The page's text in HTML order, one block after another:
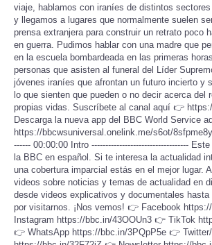
viaje, hablamos con iraníes de distintos
y llegamos a lugares que normalmente suelen
prensa extranjera para construir un retrato poco
en guerra. Pudimos hablar con una madre que
en la escuela bombardeada en las primeras
personas que asisten al funeral del Líder
jóvenes iraníes que afrontan un futuro incierto y
lo que sienten que pueden o no decir acerca del
propias vidas. Suscríbete al canal aquí 👉
Descarga la nueva app del BBC World Service
https://bbcwsuniversal.onelink.me/s6ot/8sfpme8y
------ 00:00:00 Intro -----------------------------------
la BBC en español. Si te interesa la actualidad
una cobertura imparcial estás en el mejor lugar.
videos sobre noticias y temas de actualidad en
desde videos explicativos y documentales
por visitarnos. ¡Nos vemos! 👉 Facebook
Instagram https://bbc.in/43OOUn3 👉 TikTok
👉 WhatsApp https://bbc.in/3PQpP5e 👉